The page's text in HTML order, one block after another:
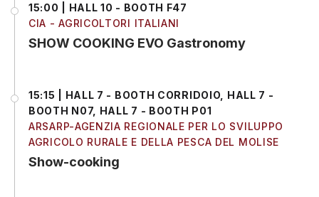
15:00 | HALL 10 - BOOTH F47
CIA - AGRICOLTORI ITALIANI
SHOW COOKING EVO Gastronomy
15:15 | HALL 7 - BOOTH CORRIDOIO, HALL 7 -
BOOTH N07, HALL 7 - BOOTH P01
ARSARP-AGENZIA REGIONALE PER LO SVILUPPO
AGRICOLO RURALE E DELLA PESCA DEL MOLISE
Show-cooking